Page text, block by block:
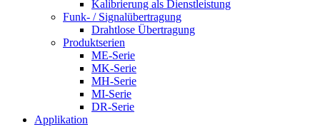
Kalibrierung als Dienstleistung
Funk- / Signalübertragung
Drahtlose Übertragung
Produktserien
ME-Serie
MK-Serie
MH-Serie
MI-Serie
DR-Serie
Applikation